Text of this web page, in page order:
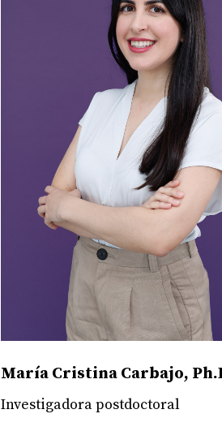
María Cristina Carbajo,
Investigadora postdoctoral